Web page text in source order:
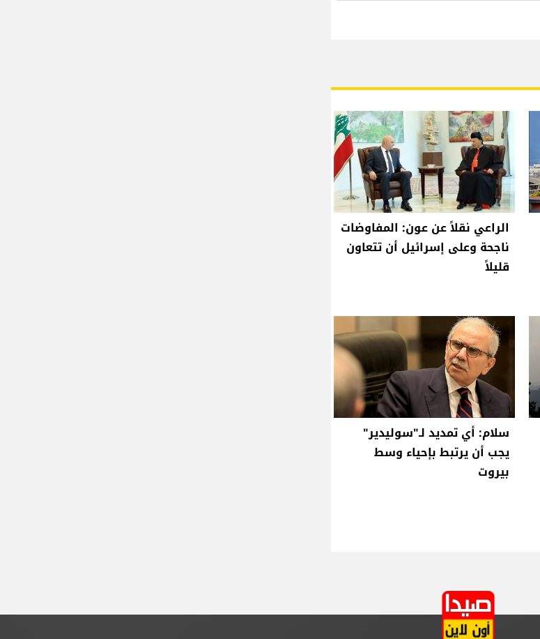
الراعي نقلاً عن عون: المفاوضات
ناجحة وعلى إسرائيل أن تتعاون
قليلاً
سلام: أي تمديد لـ"سوليدير"
يجب أن يرتبط بإحياء وسط
بيروت